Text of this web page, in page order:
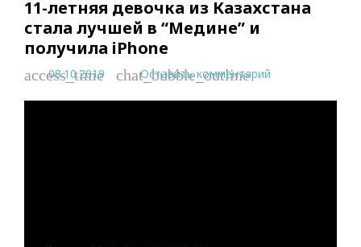
11-летняя девочка из Казахстана
стала лучшей в “Медине” и
получила iPhone
access_time
08.10.2019 chat_bubble_outline
Оставить комментарий